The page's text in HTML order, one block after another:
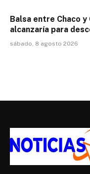
Balsa entre Chaco
alcanzaría para
sábado, 8 agosto 2026